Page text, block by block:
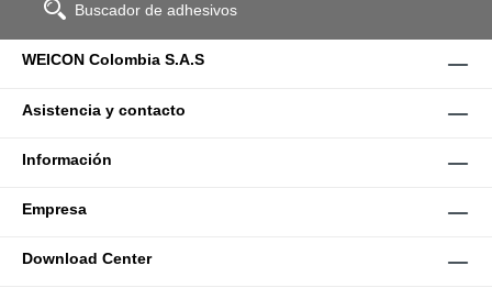
Buscador de adhesivos
WEICON Colombia S.A.S
Asistencia y contacto
Información
Empresa
Download Center